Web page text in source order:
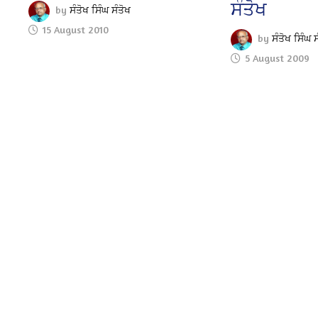
byਸੰਤੋਖ ਸਿੰਘ ਸੰਤੋਖ
15 August 2010
ਸੰਤੋਖ
by ਸੰਤੋਖ ਸਿੰਘ
5 August 2009